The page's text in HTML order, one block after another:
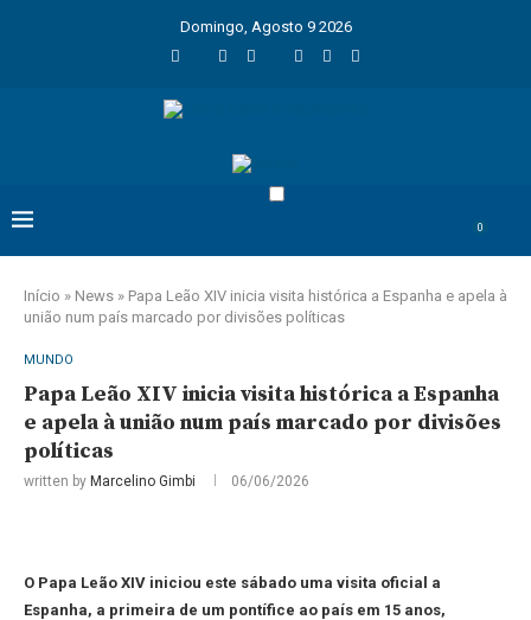
Domingo, Agosto 9 2026
0
Início » News » Papa Leão XIV inicia visita histórica a Espanha e apela à
união num país marcado por divisões políticas
MUNDO
Papa Leão XIV inicia visita histórica a Espanha
e apela à união num país marcado por divisões
políticas
written by Marcelino Gimbi 06/06/2026
O Papa Leão XIV iniciou este sábado uma visita oficial a
Espanha, a primeira de um pontífice ao país em 15 anos,